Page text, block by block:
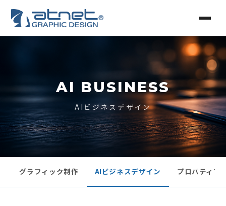
AI BUSINESS
AIビジネスデザイン
グラフィック制作 AIビジネスデザイン プロパティマ